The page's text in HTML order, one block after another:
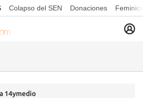
Colapso del SEN Donaciones
14ymedio